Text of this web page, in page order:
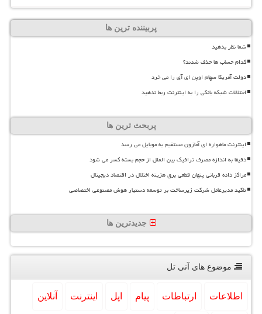
پربیننده ترین ها
شما نظر بدهید
کدام حساب ها حذف شدند؟
دولت آمریکا سهام اوپن ای آی را می خرد
اختلالات شبکه بانکی را به اینترنت ربط ندهید
پربحث ترین ها
اینترنت ماهواره ای آمازون مستقیم به موبایل می رسد
دقیقا به اندازه مصرف ترافیک بین الملل از حجم بسته کسر می شود
مراکز داده قربانی پنهان قطعی برق هزینه اختلال در اقتصاد دیجیتال
تاکید مدیرعامل شرکت زیرساخت بر توسعه دستیار هوش مصنوعی اختصاصی
جدیدترین ها
موضوع های آنی تل
اطلاعات ارتباطات پیام اپل اینترنت آنلاین